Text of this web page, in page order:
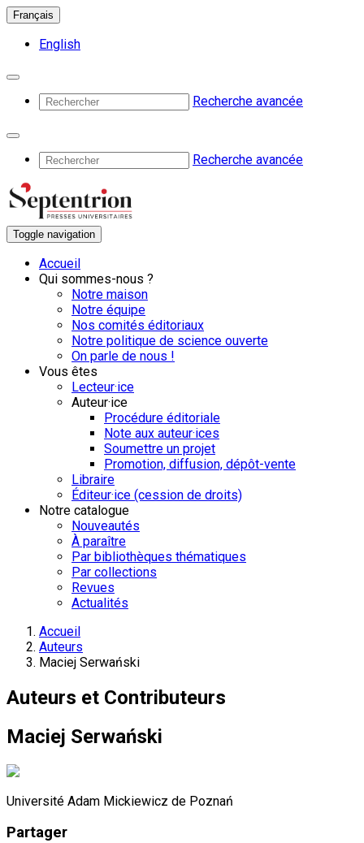
Français
English
Recherche avancée
Recherche avancée
Toggle navigation
Accueil
Qui sommes-nous ?
Notre maison
Notre équipe
Nos comités éditoriaux
Notre politique de science ouverte
On parle de nous !
Vous êtes
Lecteur·ice
Auteur·ice
Procédure éditoriale
Note aux auteur·ices
Soumettre un projet
Promotion, diffusion, dépôt-vente
Libraire
Éditeur·ice (cession de droits)
Notre catalogue
Nouveautés
À paraître
Par bibliothèques thématiques
Par collections
Revues
Actualités
Accueil
Auteurs
Maciej Serwański
Auteurs et Contributeurs
Maciej Serwański
Université Adam Mickiewicz de Poznań
Partager